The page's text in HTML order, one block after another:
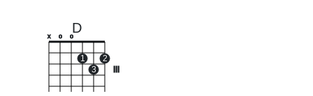
D
x o o
1
3
2